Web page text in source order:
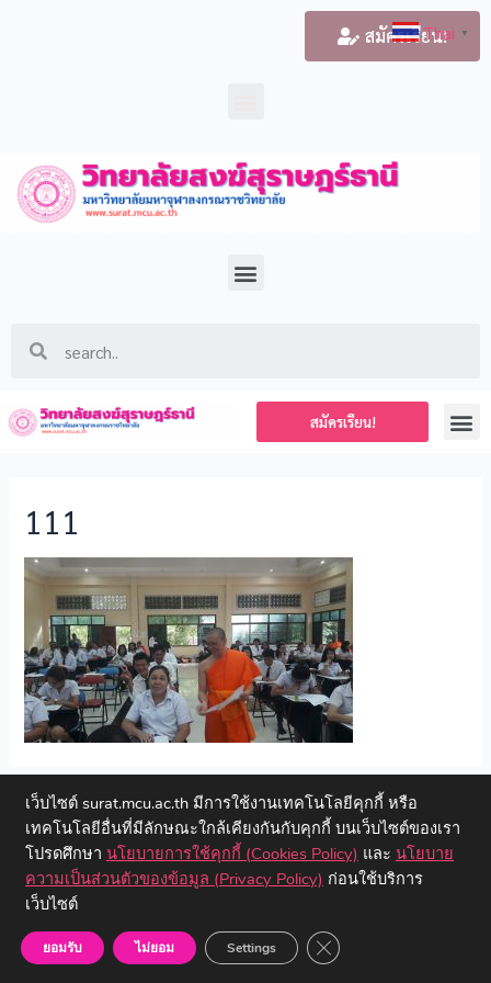
สมัครเรียน!
สมัครเรียน!
111
←Previous ไฟล์สื่อ
Copyright © 2023 วิทยาลัยสงฆ์สุราษฎร์ธานี | มหาวิทยาลัยมหาจุฬา
ลงกรณราชวิทยาลัย
Thai ▼
เว็บไซต์ surat.mcu.ac.th มีการใช้งานเทคโนโลยีคุกกี้ หรือ
เทคโนโลยีอื่นที่มีลักษณะใกล้เคียงกันกับคุกกี้ บนเว็บไซต์ของเรา
โปรดศึกษา นโยบายการใช้คุกกี้ (Cookies Policy) และ นโยบาย
ความเป็นส่วนตัวของข้อมูล (Privacy Policy) ก่อนใช้บริการ
เว็บไซต์
ยอมรับ ไม่ยอม Settings Close GDPR Cookie